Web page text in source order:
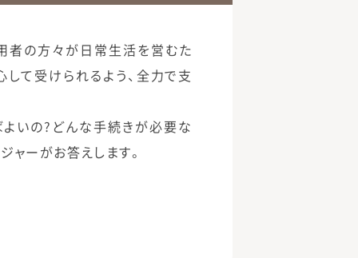
者の方々が日常生活を営むた
て受けられるよう、全力で支
いの?どんな手続きが必要な
ャーがお答えします。